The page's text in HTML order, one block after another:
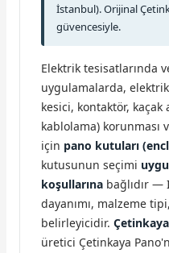
İstanbul). Orijinal
güvencesiyle.
Elektrik tesisatlarında
uygulamalarda,
kesici, kontaktör, kaçak
kablolama)
için pano kutuları
kutusunun seçimi
koşullarına bağlıdır —
dayanımı, malzeme
belirleyicidir.
üretici Çetinkaya